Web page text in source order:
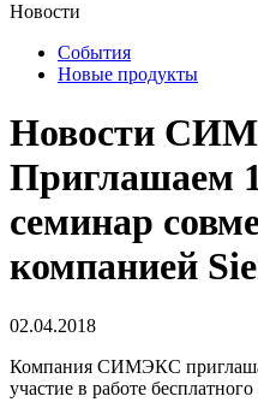
Новости
События
Новые продукты
Новости
Приглашаем
семинар
компанией
02.04.2018
Компания СИМЭКС
участие в работе